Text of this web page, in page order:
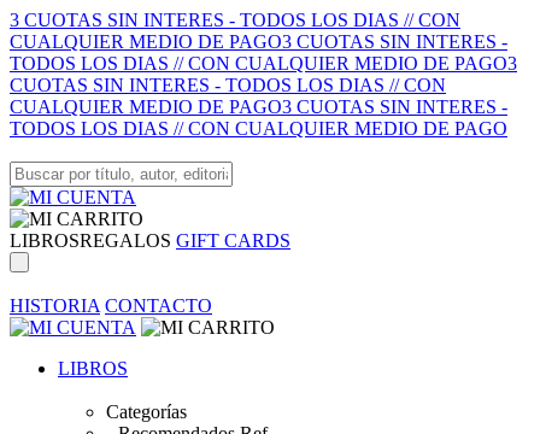
3 CUOTAS SIN INTERES - TODOS LOS DIAS // CON
CUALQUIER MEDIO DE PAGO3 CUOTAS SIN INTERES -
TODOS LOS DIAS // CON CUALQUIER MEDIO DE PAGO3
CUOTAS SIN INTERES - TODOS LOS DIAS // CON
CUALQUIER MEDIO DE PAGO3 CUOTAS SIN INTERES -
TODOS LOS DIAS // CON CUALQUIER MEDIO DE PAGO
LIBROSREGALOS GIFT CARDS
HISTORIA CONTACTO
LIBROS
Categorías